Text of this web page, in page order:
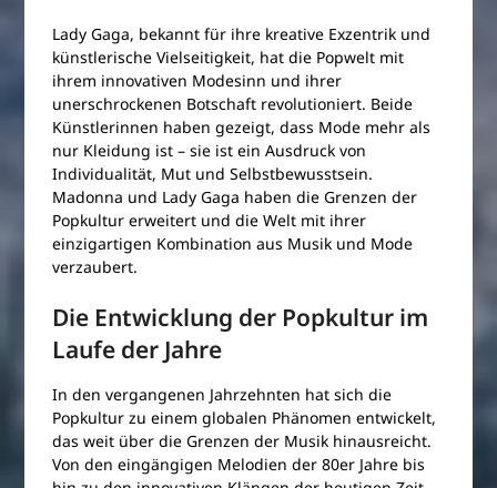
Lady Gaga, bekannt für ihre kreative Exzentrik und
künstlerische Vielseitigkeit, hat die Popwelt mit
ihrem innovativen Modesinn und ihrer
unerschrockenen Botschaft revolutioniert. Beide
Künstlerinnen haben gezeigt, dass Mode mehr als
nur Kleidung ist – sie ist ein Ausdruck von
Individualität, Mut und Selbstbewusstsein.
Madonna und Lady Gaga haben die Grenzen der
Popkultur erweitert und die Welt mit ihrer
einzigartigen Kombination aus Musik und Mode
verzaubert.
Die Entwicklung der Popkultur im
Laufe der Jahre
In den vergangenen Jahrzehnten hat sich die
Popkultur zu einem globalen Phänomen entwickelt,
das weit über die Grenzen der Musik hinausreicht.
Von den eingängigen Melodien der 80er Jahre bis